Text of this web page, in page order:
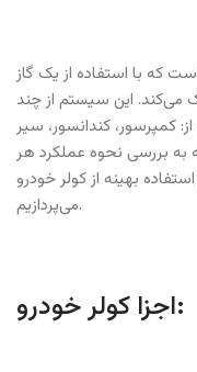
که با استفاده از یک گاز
می‌کند. این سیستم از چند
کندانسور، سیر
به بررسی نحوه عملکرد هر
بهینه از کولر خودرو
می‌پردازیم.
اجزا کولر خودرو: